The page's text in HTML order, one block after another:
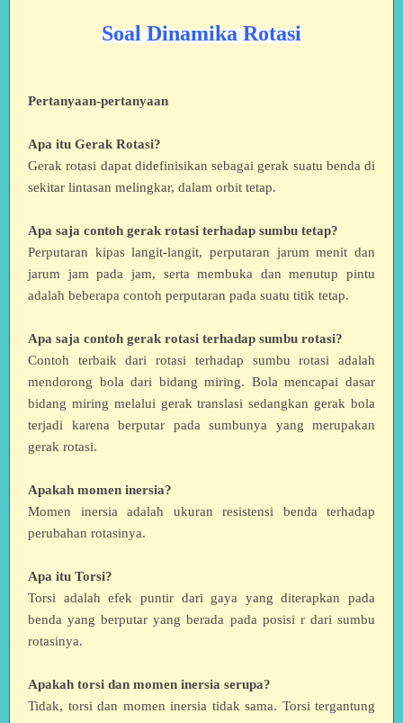
Soal Dinamika Rotasi
Pertanyaan-pertanyaan
Apa itu Gerak Rotasi?
Gerak rotasi dapat didefinisikan sebagai gerak suatu benda di
sekitar lintasan melingkar, dalam orbit tetap.
Apa saja contoh gerak rotasi terhadap sumbu tetap?
Perputaran kipas langit-langit, perputaran jarum menit dan
jarum jam pada jam, serta membuka dan menutup pintu
adalah beberapa contoh perputaran pada suatu titik tetap.
Apa saja contoh gerak rotasi terhadap sumbu rotasi?
Contoh terbaik dari rotasi terhadap sumbu rotasi adalah
mendorong bola dari bidang miring. Bola mencapai dasar
bidang miring melalui gerak translasi sedangkan gerak bola
terjadi karena berputar pada sumbunya yang merupakan
gerak rotasi.
Apakah momen inersia?
Momen inersia adalah ukuran resistensi benda terhadap
perubahan rotasinya.
Apa itu Torsi?
Torsi adalah efek puntir dari gaya yang diterapkan pada
benda yang berputar yang berada pada posisi r dari sumbu
rotasinya.
Apakah torsi dan momen inersia serupa?
Tidak, torsi dan momen inersia tidak sama. Torsi tergantung